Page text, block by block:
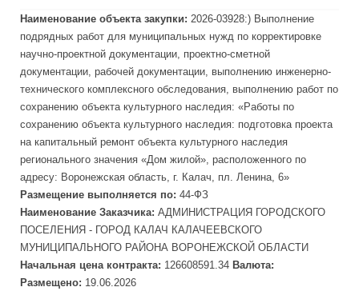
Наименование объекта закупки: 2026-03928:) Выполнение
подрядных работ для муниципальных нужд по корректировке
научно-проектной документации, проектно-сметной
документации, рабочей документации, выполнению инженерно-
технического комплексного обследования, выполнению работ по
сохранению объекта культурного наследия: «Работы по
сохранению объекта культурного наследия: подготовка проекта
на капитальный ремонт объекта культурного наследия
регионального значения «Дом жилой», расположенного по
адресу: Воронежская область, г. Калач, пл. Ленина, 6»
Размещение выполняется по: 44-ФЗ
Наименование Заказчика: АДМИНИСТРАЦИЯ ГОРОДСКОГО
ПОСЕЛЕНИЯ - ГОРОД КАЛАЧ КАЛАЧЕЕВСКОГО
МУНИЦИПАЛЬНОГО РАЙОНА ВОРОНЕЖСКОЙ ОБЛАСТИ
Начальная цена контракта: 126608591.34 Валюта:
Размещено: 19.06.2026